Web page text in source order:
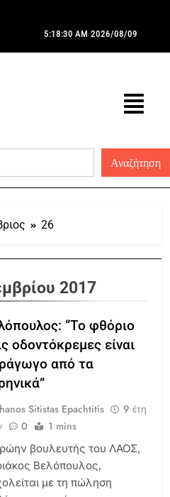
5:18:30 AM 2026/08/09
26
2017
“Το φθόριο
οδοντόκρεμες είναι
από τα
Sitistas Epachtitis
9 έτη
0 1 mins
βουλευτής του ΛΑΟΣ,
Βελόπουλος,
με τη πώληση